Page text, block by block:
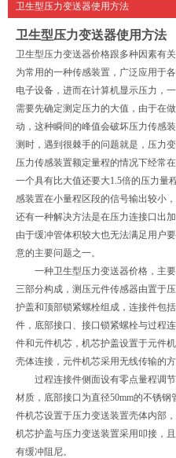
卫生型压力变送器使用方法
卫生型压力变送器使用方法
卫生型压力变送器价格跟多种因素有
为常用的一种传感装置，广泛应用于
电子设备，进而在计算机显示压力，
需要先确定测定压力的大值，由于在
动，这种瞬间的峰值会破坏压力传感
测时，遇到很棘手的问题就是，压力
压力传感装置额定量程的情况下经常
一个具有比大值还要大1.5倍的压力量
感装置在小量程区段的信号输出较小
还有一种解决方法是在压力连接口出
由于缓冲管体积较大也无法满足用户
意的主要问题之一。
一种卫生型压力变送器价格，主要
三部分构成，测压元件传感器由置于
护盖和顶部锁紧螺栓组成，连接件包
件，底部接口、接口锁紧螺栓与过程
件和元件机芯，机芯护盖设置于元件
壳体连接，元件机芯采用无线传输的
过程连接件侧面设有零点量程调节
材质，底部接口为直径50mm的不锈
件机芯设置于压力变送装置壳体内部
机芯护盖与压力变送装置采用叩接，
有缓冲阻尼。